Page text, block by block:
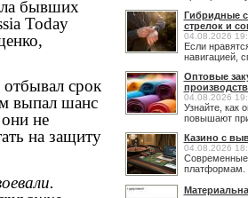
бывших
Today
срок
выпал шанс
не
на защиту
Гибридные
стрелок и
04.08.2026
Если
навигацией,
Оптовые
04.08.2026
Узнайте, как
повышают
Казино с
04.08.2026
Современные
платформам.